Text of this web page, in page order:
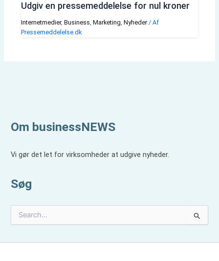
Udgiv en pressemeddelelse for nul kroner
Internetmedier, Business, Marketing, Nyheder/ Af
Pressemeddelelse.dk
Om businessNEWS
Vi gør det let for virksomheder at udgive nyheder.
Søg